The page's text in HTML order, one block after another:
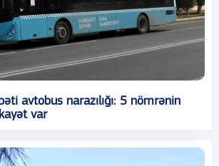
avtobus narazılığı: 5 nömrənin
var